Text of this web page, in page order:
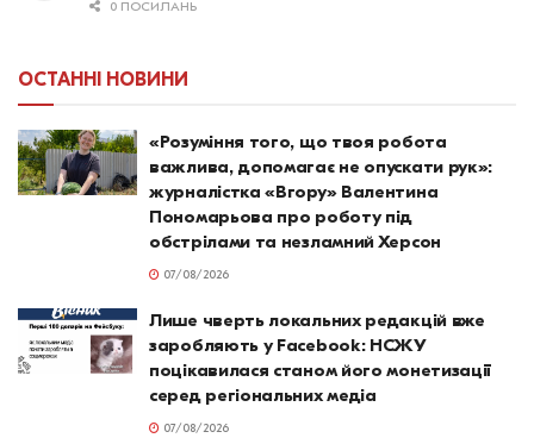
0 ПОСИЛАНЬ
ОСТАННІ НОВИНИ
«Розуміння того, що твоя робота
важлива, допомагає не опускати рук»:
журналістка «Вгору» Валентина
Пономарьова про роботу під
обстрілами та незламний Херсон
07/08/2026
Лише чверть локальних редакцій вже
заробляють у Facebook: НСЖУ
поцікавилася станом його монетизації
серед регіональних медіа
07/08/2026